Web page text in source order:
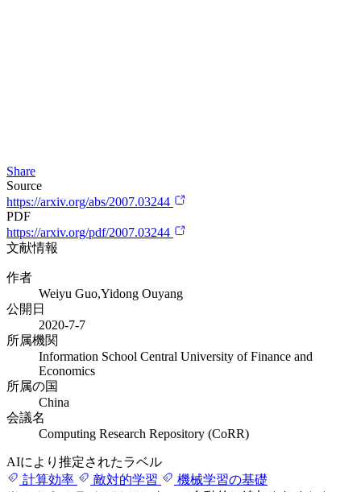
Share
Source
https://arxiv.org/abs/2007.03244
PDF
https://arxiv.org/pdf/2007.03244
文献情報
作者
Weiyu Guo,Yidong Ouyang
公開日
2020-7-7
所属機関
Information School Central University of Finance and
Economics
所属の国
China
会議名
Computing Research Repository (CoRR)
AIにより推定されたラベル
計算効率
敵対的学習
機械学習の基礎